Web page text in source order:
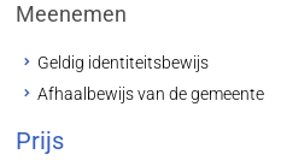
Meenemen
Geldig identiteitsbewijs
Afhaalbewijs van de gemeente
Prijs